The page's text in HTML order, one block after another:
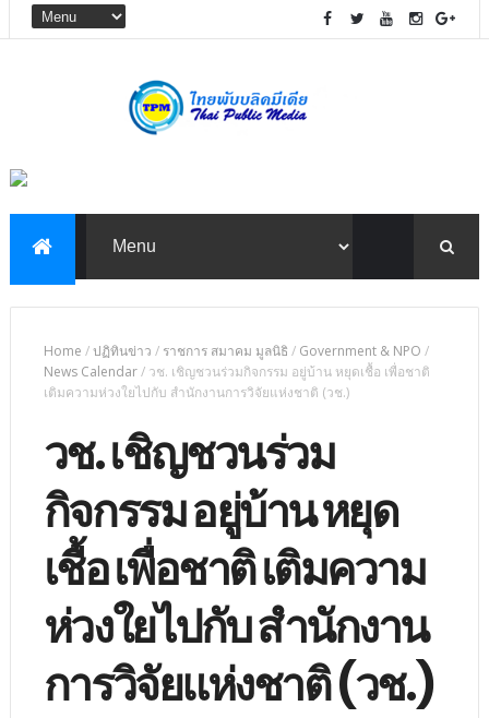
Home /ปฏิทินข่าว / ราชการ สมาคม มูลนิธิ / Government & NPO /
News Calendar/ วช. เชิญชวนร่วมกิจกรรม อยู่บ้าน หยุดเชื้อ เพื่อชาติ
เติมความห่วงใยไปกับ สำนักงานการวิจัยแห่งชาติ (วช.)
วช. เชิญชวนร่วม
กิจกรรม อยู่บ้าน หยุด
เชื้อ เพื่อชาติ เติมความ
ห่วงใยไปกับ สำนักงาน
การวิจัยแห่งชาติ (วช.)